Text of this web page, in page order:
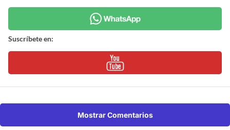
Suscríbete en:
Mostrar Comentarios